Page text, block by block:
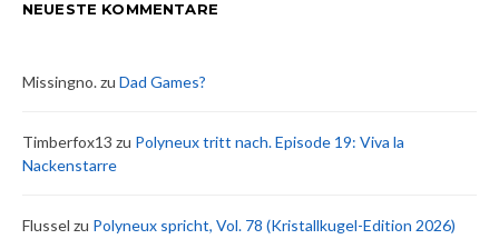
NEUESTE KOMMENTARE
Missingno.zu Dad Games?
Timberfox13 zu Polyneux tritt nach. Episode 19: Viva la
Nackenstarre
Flussel zu Polyneux spricht, Vol. 78 (Kristallkugel-Edition 2026)